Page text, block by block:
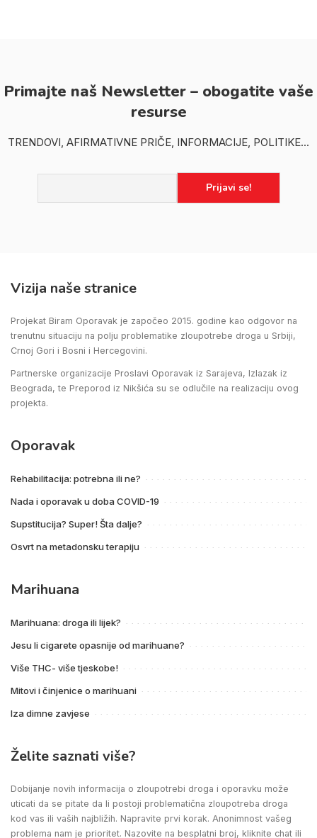
Primajte naš Newsletter – obogatite vaše
resurse
TRENDOVI, AFIRMATIVNE PRIČE, INFORMACIJE, POLITIKE...
Vizija naše stranice
Projekat Biram Oporavak je započeo 2015. godine kao odgovor na
trenutnu situaciju na polju problematike zloupotrebe droga u Srbiji,
Crnoj Gori i Bosni i Hercegovini.
Partnerske organizacije Proslavi Oporavak iz Sarajeva, Izlazak iz
Beograda, te Preporod iz Nikšića su se odlučile na realizaciju ovog
projekta.
Oporavak
Rehabilitacija: potrebna ili ne?
Nada i oporavak u doba COVID-19
Supstitucija? Super! Šta dalje?
Osvrt na metadonsku terapiju
Marihuana
Marihuana: droga ili lijek?
Jesu li cigarete opasnije od marihuane?
Više THC- više tjeskobe!
Mitovi i činjenice o marihuani
Iza dimne zavjese
Želite saznati više?
Dobijanje novih informacija o zloupotrebi droga i oporavku može
uticati da se pitate da li postoji problematična zloupotreba droga
kod vas ili vaših najbližih. Napravite prvi korak. Anonimnost vašeg
problema nam je prioritet. Nazovite na besplatni broj, kliknite chat ili